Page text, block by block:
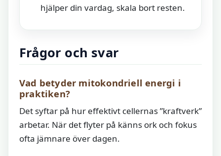
hjälper din vardag, skala bort resten.
Frågor och svar
Vad betyder mitokondriell energi i
praktiken?
Det syftar på hur effektivt cellernas ”kraftverk”
arbetar. När det flyter på känns ork och fokus
ofta jämnare över dagen.